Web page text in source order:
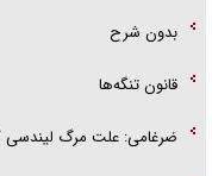
بدون شرح
قانون تنگه‌ها
ضرغامی: علت مرگ لیندسی